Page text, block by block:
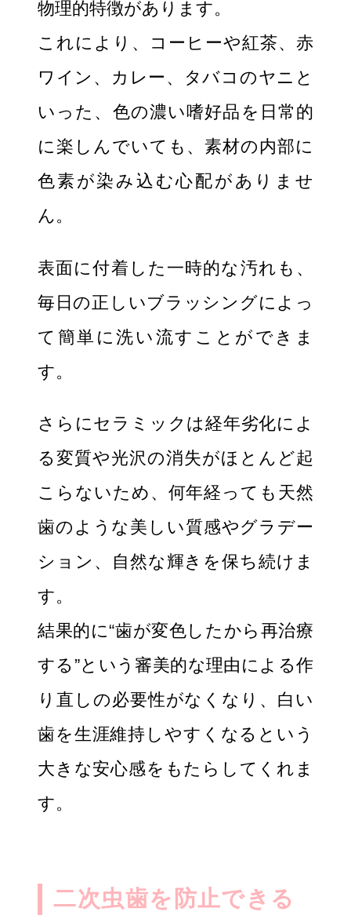
物理的特徴があります。
これにより、コーヒーや紅茶、赤
ワイン、カレー、タバコのヤニと
いった、色の濃い嗜好品を日常的
に楽しんでいても、素材の内部に
色素が染み込む心配がありませ
ん。
表面に付着した一時的な汚れも、
毎日の正しいブラッシングによっ
て簡単に洗い流すことができま
す。
さらにセラミックは経年劣化によ
る変質や光沢の消失がほとんど起
こらないため、何年経っても天然
歯のような美しい質感やグラデー
ション、自然な輝きを保ち続けま
す。
結果的に“歯が変色したから再治療
する”という審美的な理由による作
り直しの必要性がなくなり、白い
歯を生涯維持しやすくなるという
大きな安心感をもたらしてくれま
す。
二次虫歯を防止できる